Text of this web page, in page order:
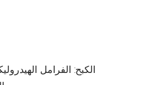
الكبح: الفرامل